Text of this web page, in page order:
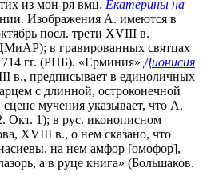
из мон-ря вмц. Екатерины на
Изображения А. имеются в
посл. трети XVIII в.
в гравированных святцах
гг. (РНБ). «Ерминия» Дионисия
в., предписывает в единоличных
с длинной, остроконечной
мучения указывает, что А.
Окт. 1); в рус. иконописном
XVIII в., о нем сказано, что
на нем амфор [омофор],
а в руце книга» (Большаков.